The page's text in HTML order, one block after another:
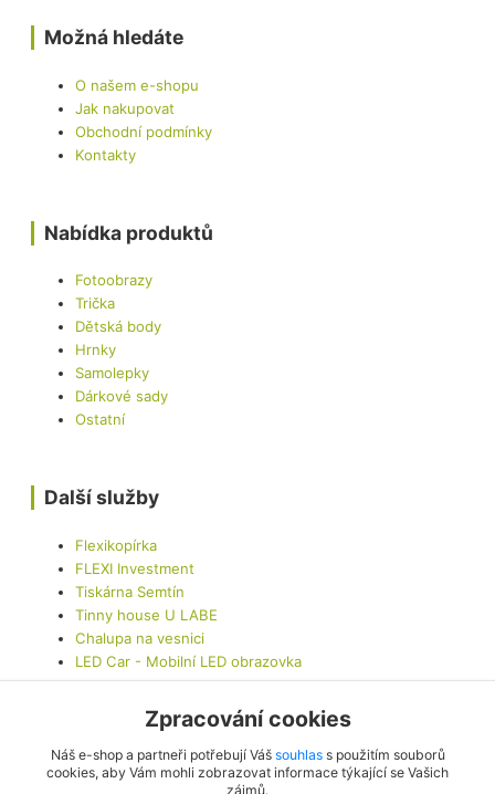
Možná hledáte
O našem e-shopu
Jak nakupovat
Obchodní podmínky
Kontakty
Nabídka produktů
Fotoobrazy
Trička
Dětská body
Hrnky
Samolepky
Dárkové sady
Ostatní
Další služby
Flexikopírka
FLEXI Investment
Tiskárna Semtín
Tinny house U LABE
Chalupa na vesnici
LED Car - Mobilní LED obrazovka
Zpracování cookies
Náš e-shop a partneři potřebují Váš souhlass použitím souborů
cookies, aby Vám mohli zobrazovat informace týkající se Vašich
zájmů.